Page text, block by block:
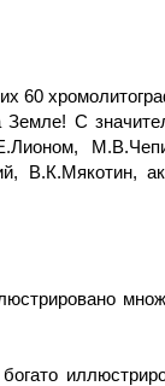
60
Земле! С
В.К.Мякотин,